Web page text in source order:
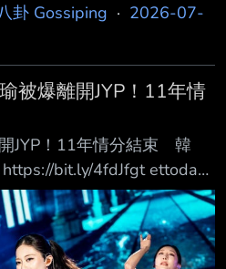
卦 Gossiping · 2026-07-
被爆離開JYP！11年情
JYP！11年情分結束 韓
bit.ly/4fdJfgt ettoday
導 台灣女孩子瑜在韓打拼
身份出道，並隸屬於
有傳 言指出她將離開公司，